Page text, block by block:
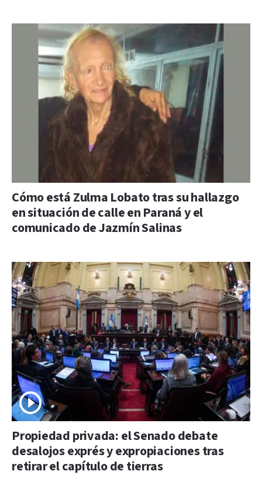
Cómo está Zulma Lobato tras su hallazgo
en situación de calle en Paraná y el
comunicado de Jazmín Salinas
Propiedad privada: el Senado debate
desalojos exprés y expropiaciones tras
retirar el capítulo de tierras